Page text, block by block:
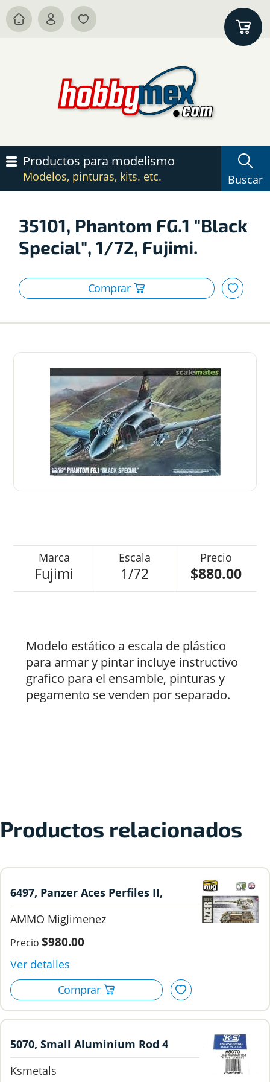
35101, Phantom FG.1 "Black
Special", 1/72, Fujimi.
Fujimi 1/72 $880.00
Modelo estático a escala de plástico
para armar y pintar incluye instructivo
grafico para el ensamble, pinturas y
pegamento se venden por separado.
Productos relacionados
6497, Panzer Aces Perfiles II,
Ammo MigJimenez
AMMO MigJimenez
$980.00
5070, Small Aluminium Rod 4
piezas, KS Metals.
Ksmetals
Productos para modelismo
Modelos, pinturas, kits. etc. Buscar